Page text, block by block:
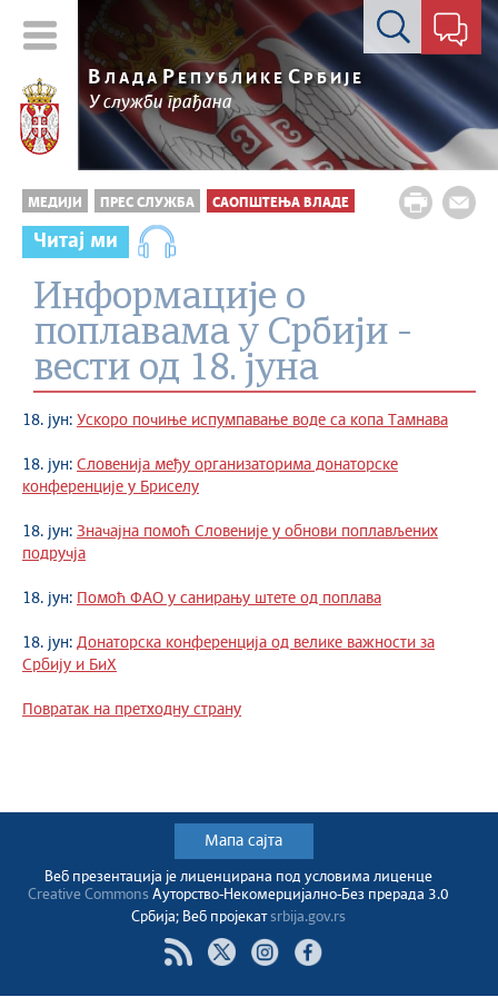
Контакт форма
В ЛАДА РЕПУБЛИКЕ СРБИЈЕ
У служби грађана
МЕДИЈИ ПРЕС СЛУЖБА САОПШТЕЊА ВЛАДЕ
Читај ми
Информације о
поплавама у Србији -
вести од 18. јуна
18. јун: Ускоро почиње испумпавање воде са копа Тамнава
18. јун: Словенија међу организаторима донаторске
конференције у Бриселу
18. јун: Значајна помоћ Словеније у обнови поплављених
подручја
18. јун: Помоћ ФАО у санирању штете од поплава
18. јун: Донаторска конференција од велике важности за
Србију и БиХ
Повратак на претходну страну
Мапа сајта
Веб презентација jе лиценциранa под условима лиценце
Creative CommonsАуторство-Некомерцијално-Без прерада 3.0
Србија; Веб пројекатsrbija.gov.rs